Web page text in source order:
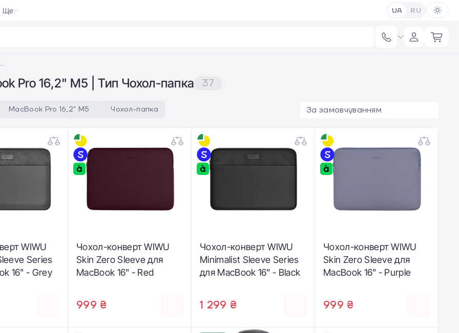
Ще UA RU
4
Тип Чохол-папка; Сумісність MacBook Pro 16,2" M5
Pro 16,2" M5 | Тип Чохол-папка 37
MacBook Pro 16,2" M5 Чохол-папка За замовчуванням
WIWU
Series
16" - Grey
Чохол-конверт WIWU
Skin Zero Sleeve для
MacBook 16" - Red
999 ₴
Чохол-конверт WIWU
Minimalist Sleeve Series
для MacBook 16" - Black
1 299 ₴
Чохол-конверт WIWU
Skin Zero Sleeve для
MacBook 16" - Purple
999 ₴